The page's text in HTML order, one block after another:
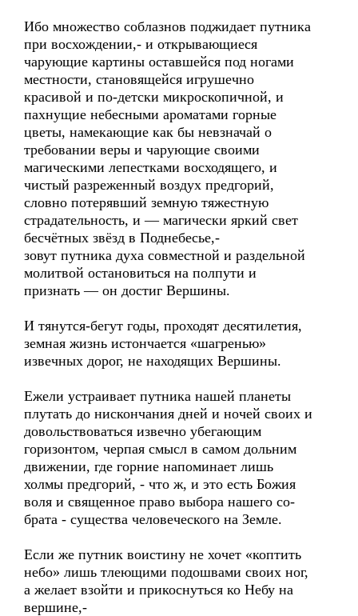
Ибо множество соблазнов поджидает путника
при восхождении,- и открывающиеся
чарующие картины оставшейся под ногами
местности, становящейся игрушечно
красивой и по-детски микроскопичной, и
пахнущие небесными ароматами горные
цветы, намекающие как бы невзначай о
требовании веры и чарующие своими
магическими лепестками восходящего, и
чистый разреженный воздух предгорий,
словно потерявший земную тяжестную
страдательность, и — магически яркий свет
бесчётных звёзд в Поднебесье,-
зовут путника духа совместной и раздельной
молитвой остановиться на полпути и
признать — он достиг Вершины.
И тянутся-бегут годы, проходят десятилетия,
земная жизнь истончается «шагренью»
извечных дорог, не находящих Вершины.
Ежели устраивает путника нашей планеты
плутать до нискончания дней и ночей своих и
довольствоваться извечно убегающим
горизонтом, черпая смысл в самом дольним
движении, где горние напоминает лишь
холмы предгорий, - что ж, и это есть Божия
воля и священное право выбора нашего со-
брата - существа человеческого на Земле.
Если же путник воистину не хочет «коптить
небо» лишь тлеющими подошвами своих ног,
а желает взойти и прикоснуться ко Небу на
вершине,-